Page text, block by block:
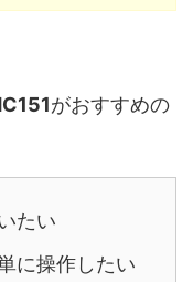
がおすすめの
たい
に操作したい